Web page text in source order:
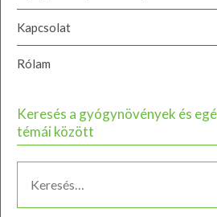
Kapcsolat
Rólam
Keresés a gyógynövények és
témái között